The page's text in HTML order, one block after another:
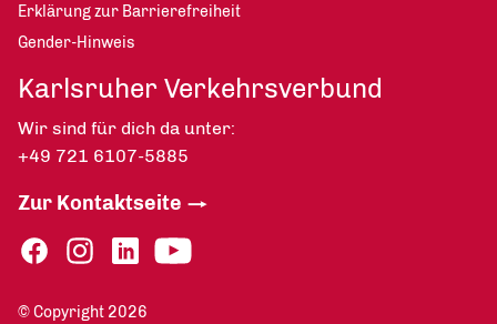
Erklärung zur Barrierefreiheit
Gender-Hinweis
Karlsruher Verkehrsverbund
Wir sind für dich da unter:
+49 721 6107-5885
Zur Kontaktseite
© Copyright 2026